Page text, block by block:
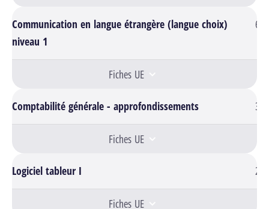
Communication en langue étrangère (langue choix)
niveau 1
6
Fiches UE
Comptabilité générale - approfondissements 3
Fiches UE
Logiciel tableur I 2
Fiches UE